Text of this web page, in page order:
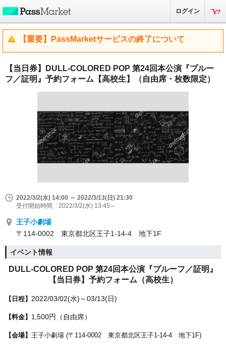
ログイン
【重要】PassMarketサービスの終了について
【当日券】DULL-COLORED POP 第24回本公演『プルー
フ／証明』予約フォーム【高校生】（自由席・枚数限定）
2022/3/2(水) 14:00 ～ 2022/3/13(日) 21:30
受付開始時間 2022/3/2(水) 13:45～
王子小劇場
〒114-0002 東京都北区王子1-14-4 地下1F
イベント情報
DULL-COLORED POP 第24回本公演『プルーフ／証明』
【当日券】予約フォーム（高校生）
【日程】 2022/03/02(水)～03/13(日)
【料金】 1 ,500円（自由席）
【会場】 王子小劇場 (〒114-0002 東京都北区王子1-14-4 地下1F)